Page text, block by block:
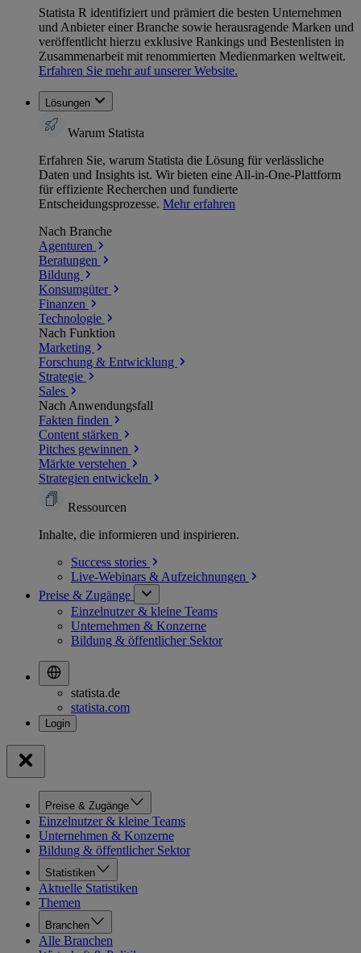
Statista R identifiziert und prämiert die besten Unternehmen
und Anbieter einer Branche sowie herausragende Marken und
veröffentlicht hierzu exklusive Rankings und Bestenlisten in
Zusammenarbeit mit renommierten Medienmarken weltweit.
Erfahren Sie mehr auf unserer Website.
Lösungen
Warum Statista
Erfahren Sie, warum Statista die Lösung für verlässliche
Daten und Insights ist. Wir bieten eine All-in-One-Plattform
für effiziente Recherchen und fundierte
Entscheidungsprozesse. Mehr erfahren
Nach Branche
Agenturen
Beratungen
Bildung
Konsumgüter
Finanzen
Technologie
Nach Funktion
Marketing
Forschung & Entwicklung
Strategie
Sales
Nach Anwendungsfall
Fakten finden
Content stärken
Pitches gewinnen
Märkte verstehen
Strategien entwickeln
Ressourcen
Inhalte, die informieren und inspirieren.
Success stories
Live-Webinars & Aufzeichnungen
Preise & Zugänge
Einzelnutzer & kleine Teams
Unternehmen & Konzerne
Bildung & öffentlicher Sektor
statista.de
statista.com
Preise & Zugänge
Einzelnutzer & kleine Teams
Unternehmen & Konzerne
Bildung & öffentlicher Sektor
Statistiken
Aktuelle Statistiken
Themen
Branchen
Alle Branchen